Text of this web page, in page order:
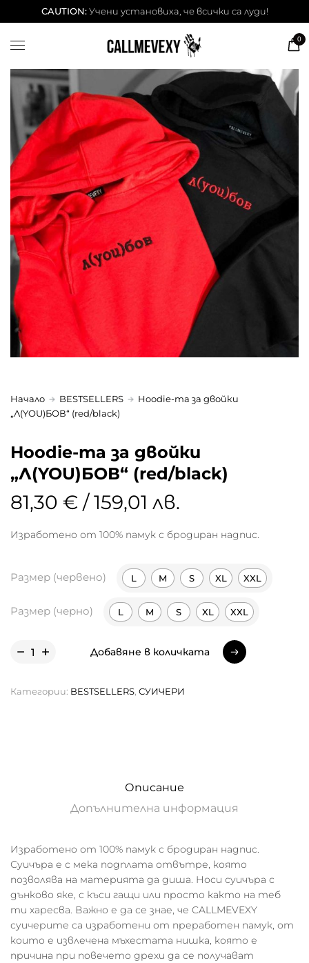
CAUTION:Учени установиха, че всички са луди!
0
ТЕНИСКИ
ЧАШИ
КЕЙСОВЕ
BESTSELLERS
ЛЕТНИ СЕТОВЕ
АКСЕСОАРИ
Our Cool Kids ✨
info@callmevexy.com
Начало BESTSELLERS
Hoodie-та за двойки
„Л(YOU)БОВ“ (red/black)
Hoodie-та за двойки
„Л(YOU)БОВ“ (red/black)
81,30 € / 159,01 лв.
Изработено от 100% памук с бродиран надпис.
Размер (червено) L M S XL XXL
Размер (черно) L M S XL XXL
Добавяне в количката
Категории: BESTSELLERS, СУИЧЕРИ
Описание
Допълнителна информация
Изработено от 100% памук с бродиран надпис.
Суичъра е с мека подплата отвътре, която
позволява на материята да диша. Носи суичъра с
дънково яке, с къси гащи или просто както на теб
ти харесва. Важно е да се знае, че CALLMEVEXY
суичерите са изработени от преработен памук, от
които е извлечена мъхестата нишка, която е
причина при повечето дрехи да се получават